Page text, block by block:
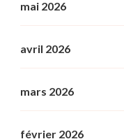
mai 2026
avril 2026
mars 2026
février 2026